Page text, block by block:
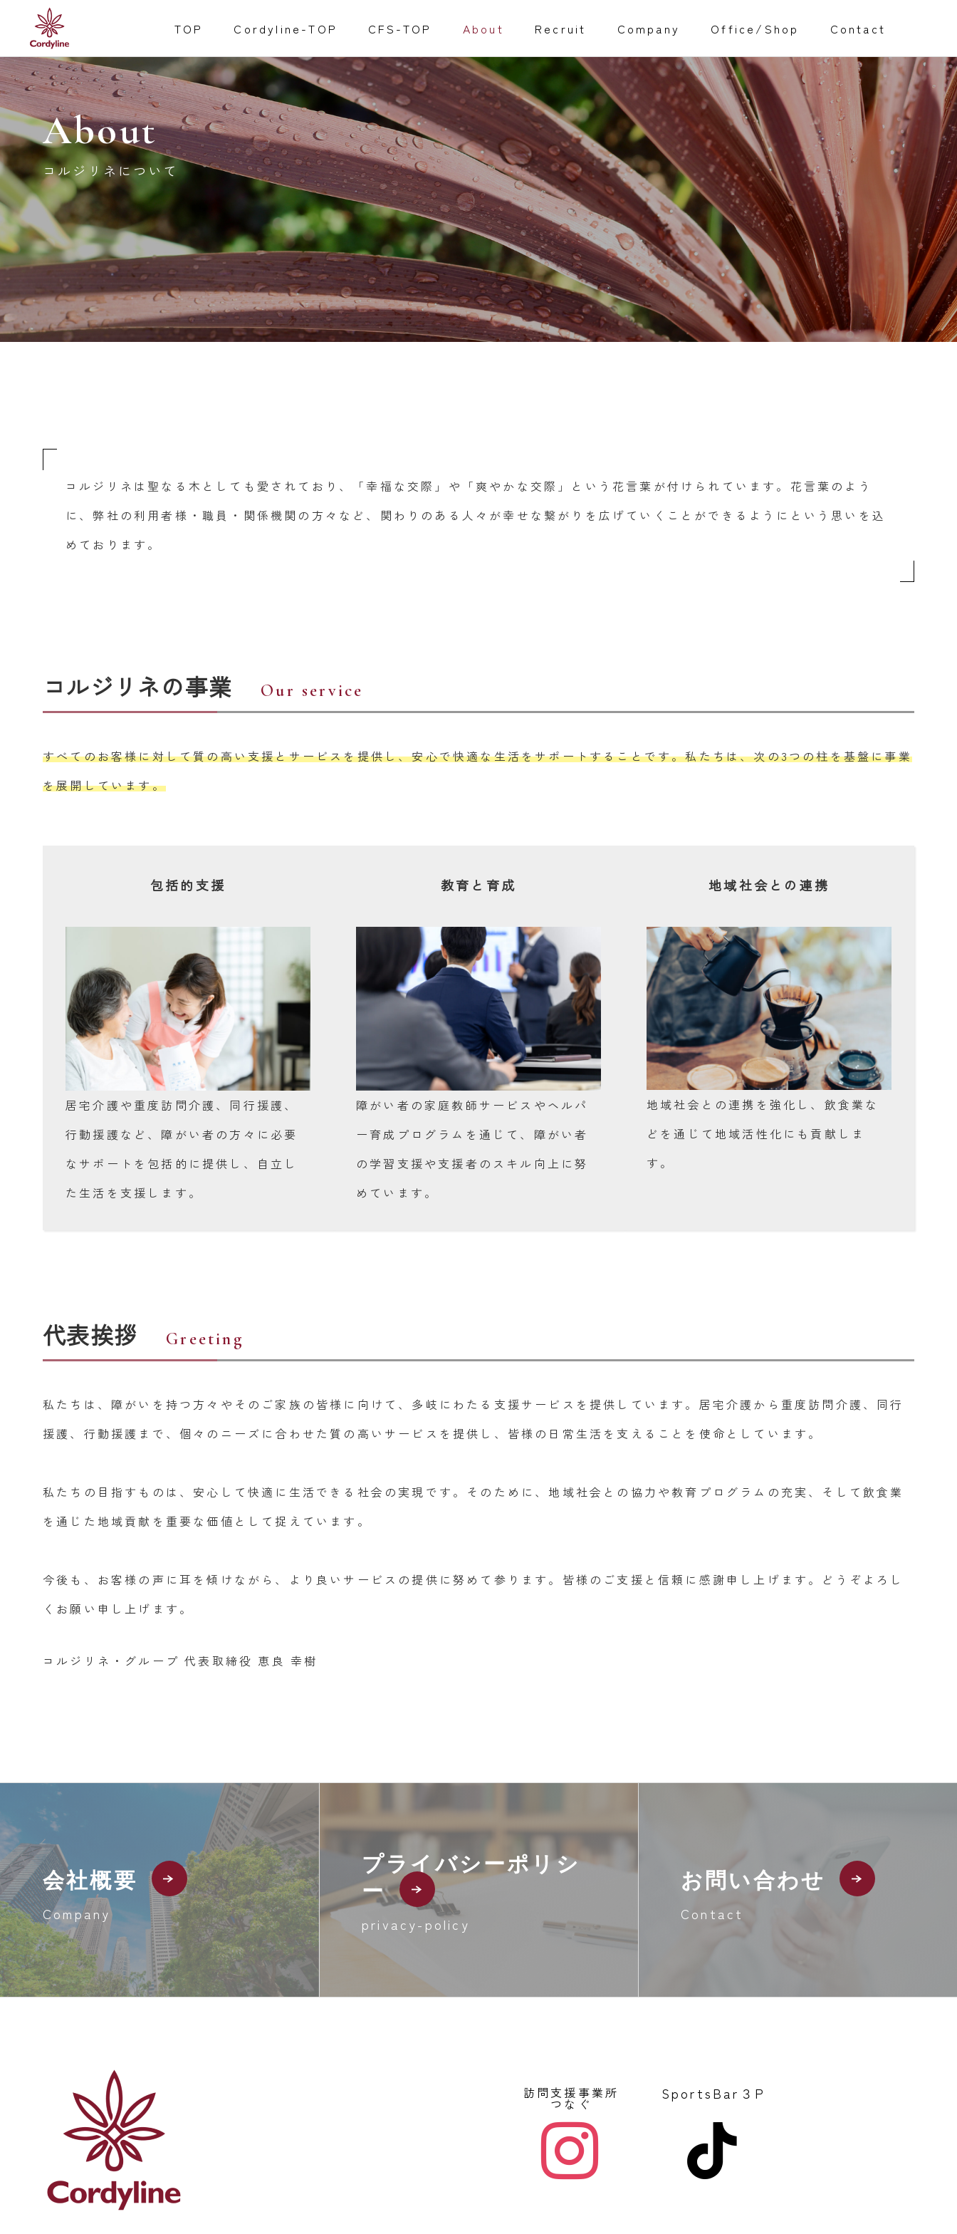
TOP Cordyline-TOP CFS-TOP About Recruit Company Office/Shop Contact
About
コルジリネについて
コルジリネは聖なる木としても愛されており、「幸福な交際」や「爽やかな交際」という花言葉が付けられています。花言葉のよう
に、弊社の利用者様・職員・関係機関の方々など、関わりのある人々が幸せな繋がりを広げていくことができるようにという思いを込
めております。
コルジリネの事業 Our service
すべてのお客様に対して質の高い支援とサービスを提供し、安心で快適な生活をサポートすることです。私たちは、次の3つの柱を基盤に事業
を展開しています。
包括的支援
居宅介護や重度訪問介護、同行援護、
行動援護など、障がい者の方々に必要
なサポートを包括的に提供し、自立し
た生活を支援します。
教育と育成
障がい者の家庭教師サービスやヘルパ
ー育成プログラムを通じて、障がい者
の学習支援や支援者のスキル向上に努
めています。
地域社会との連携
地域社会との連携を強化し、飲食業な
どを通じて地域活性化にも貢献しま
す。
代表挨拶 Greeting
私たちは、障がいを持つ方々やそのご家族の皆様に向けて、多岐にわたる支援サービスを提供しています。居宅介護から重度訪問介護、同行
援護、行動援護まで、個々のニーズに合わせた質の高いサービスを提供し、皆様の日常生活を支えることを使命としています。
私たちの目指すものは、安心して快適に生活できる社会の実現です。そのために、地域社会との協力や教育プログラムの充実、そして飲食業
を通じた地域貢献を重要な価値として捉えています。
今後も、お客様の声に耳を傾けながら、より良いサービスの提供に努めて参ります。皆様のご支援と信頼に感謝申し上げます。どうぞよろし
くお願い申し上げます。
コルジリネ・グループ 代表取締役 恵良 幸樹
会社概要
Company
プライバシーポリシ
ー
privacy-policy
お問い合わせ
Contact